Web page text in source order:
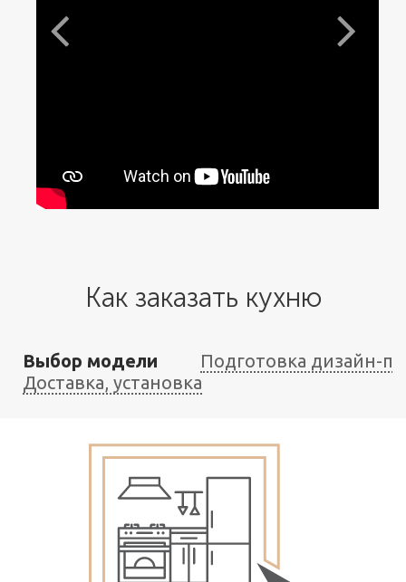
Как заказать кухню
Выбор модели
Подготовка дизайн-
Доставка, установка